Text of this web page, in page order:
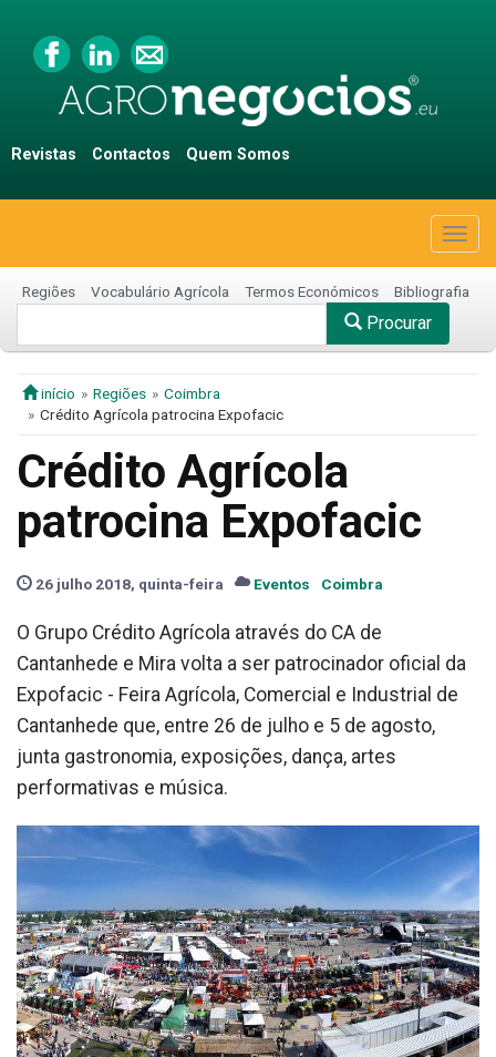
Revistas Contactos Quem Somos
Regiões Vocabulário Agrícola Termos Económicos Bibliografia
Procurar
início Regiões
Coimbra
Crédito Agrícola patrocina Expofacic
Crédito Agrícola
patrocina Expofacic
26 julho 2018, quinta-feira Eventos Coimbra
O Grupo Crédito Agrícola através do CA de
Cantanhede e Mira volta a ser patrocinador oficial da
Expofacic - Feira Agrícola, Comercial e Industrial de
Cantanhede que, entre 26 de julho e 5 de agosto,
junta gastronomia, exposições, dança, artes
performativas e música.